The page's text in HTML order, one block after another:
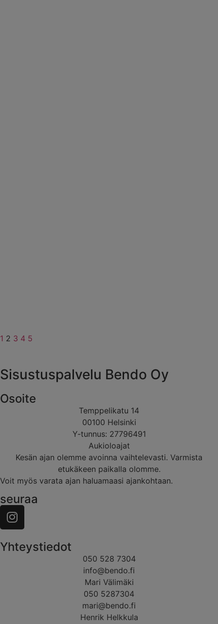
1 2 3 4 5
Sisustuspalvelu Bendo Oy
Osoite
Temppelikatu 14
00100 Helsinki
Y-tunnus: 27796491
Aukioloajat
Kesän ajan olemme avoinna vaihtelevasti. Varmista
etukäkeen paikalla olomme.
Voit myös varata ajan haluamaasi ajankohtaan.
seuraa
Yhteystiedot
050 528 7304
info@bendo.fi
Mari Välimäki
050 5287304
mari@bendo.fi
Henrik Helkkula